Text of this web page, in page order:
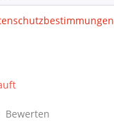
Bewerten